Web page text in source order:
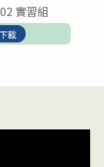
實習組
下載